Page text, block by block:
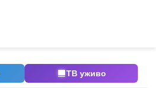
ТВ уживо